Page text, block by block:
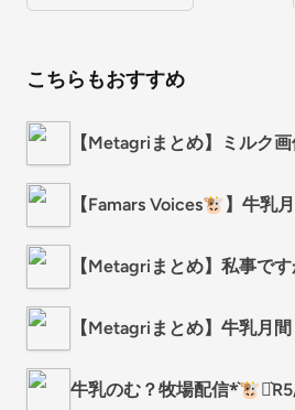
こちらもおすすめ
【Metagriまとめ】ミルク
【Famars Voices🐮】牛乳
【Metagriまとめ】私事で
【Metagriまとめ】牛乳月間
牛乳のむ？牧場配信